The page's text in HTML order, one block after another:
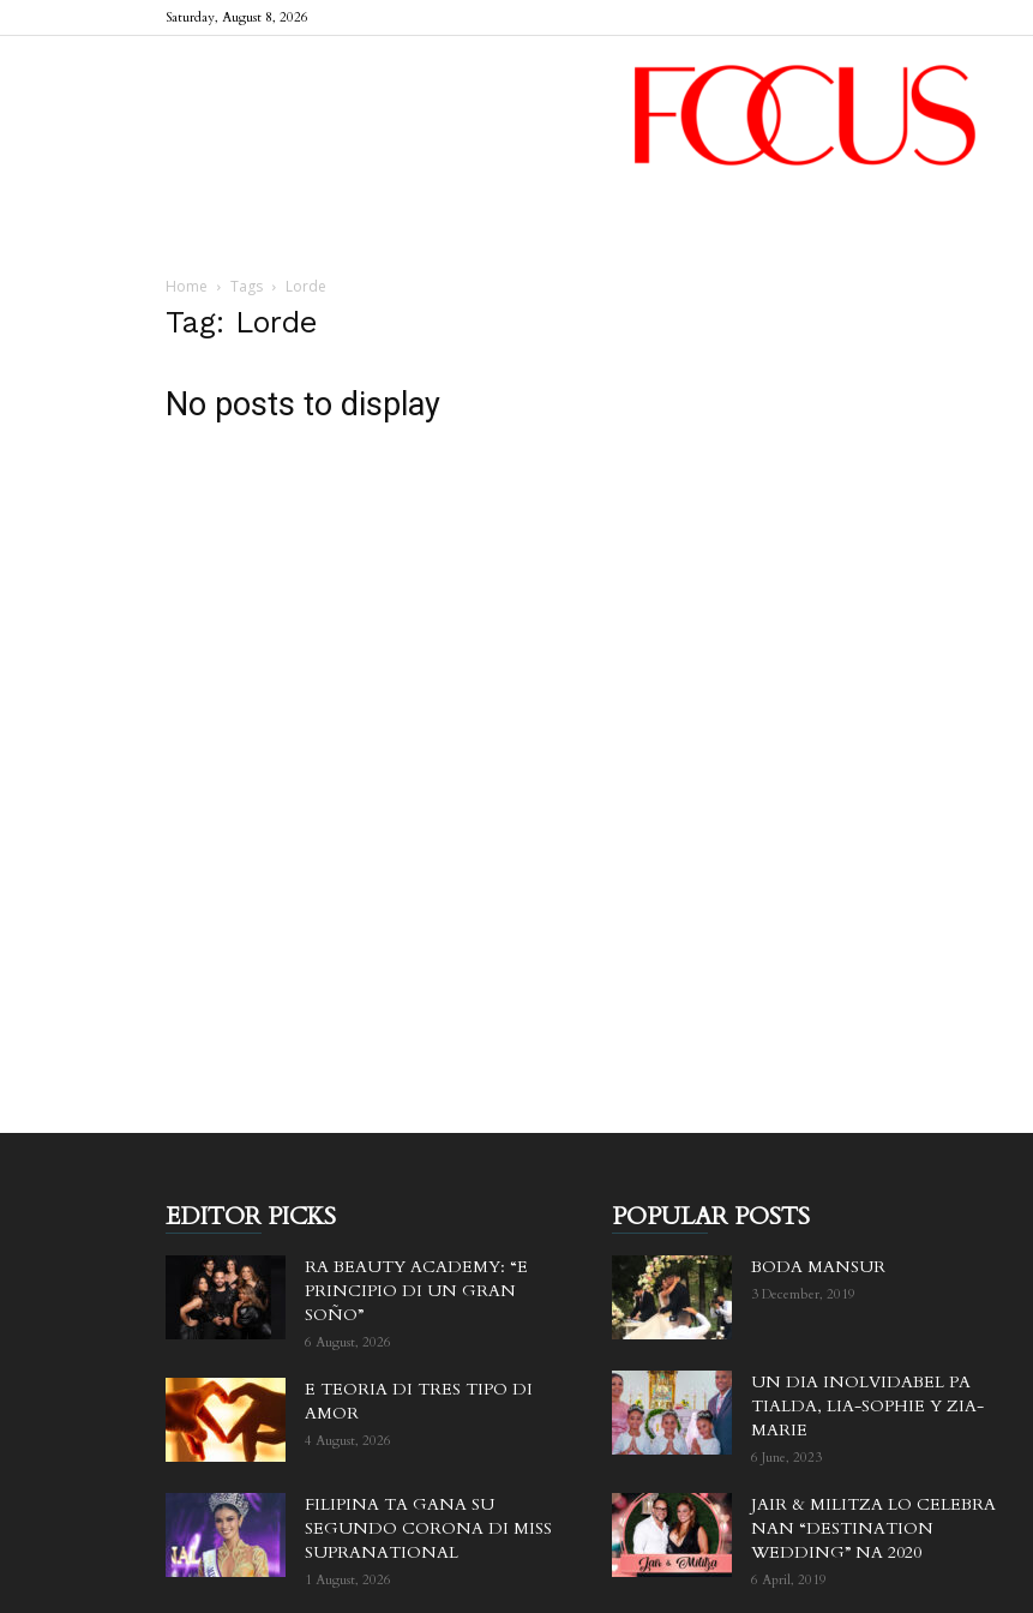
Saturday, August 8, 2026
Home Tags Lorde
Tag: Lorde
No posts to display
EDITOR PICKS
RA BEAUTY ACADEMY: “E
PRINCIPIO DI UN GRAN
SOÑO”
6 August, 2026
E TEORIA DI TRES TIPO DI
AMOR
4 August, 2026
FILIPINA TA GANA SU
SEGUNDO CORONA DI MISS
SUPRANATIONAL
1 August, 2026
POPULAR POSTS
BODA MANSUR
3 December, 2019
UN DIA INOLVIDABEL PA
TIALDA, LIA-SOPHIE Y ZIA-
MARIE
6 June, 2023
JAIR & MILITZA LO CELEBRA
NAN “DESTINATION
WEDDING” NA 2020
6 April, 2019